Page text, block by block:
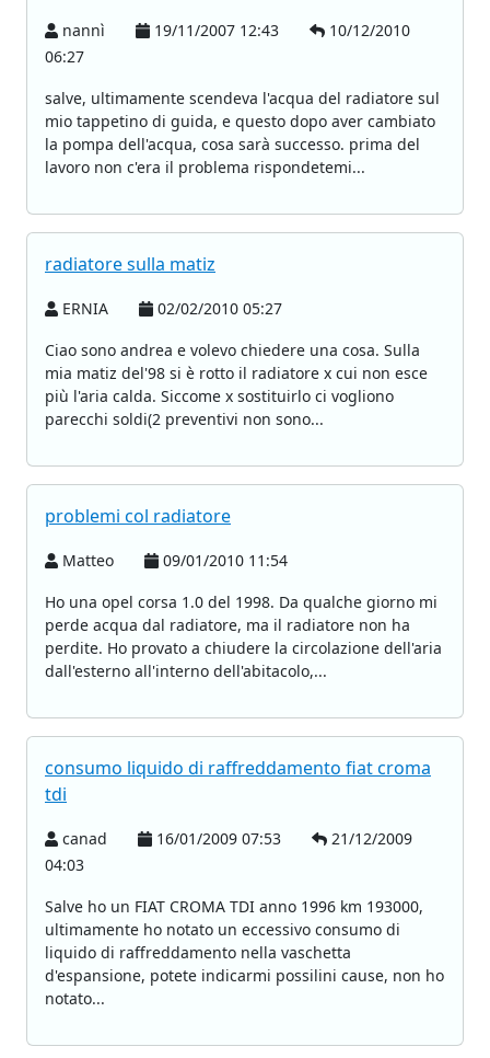
nannì 19/11/2007 12:43
10/12/2010
06:27
salve, ultimamente scendeva l'acqua del radiatore sul
mio tappetino di guida, e questo dopo aver cambiato
la pompa dell'acqua, cosa sarà successo. prima del
lavoro non c'era il problema rispondetemi...
radiatore sulla matiz
ERNIA
02/02/2010 05:27
Ciao sono andrea e volevo chiedere una cosa. Sulla
mia matiz del'98 si è rotto il radiatore x cui non esce
più l'aria calda. Siccome x sostituirlo ci vogliono
parecchi soldi(2 preventivi non sono...
problemi col radiatore
Matteo
09/01/2010 11:54
Ho una opel corsa 1.0 del 1998. Da qualche giorno mi
perde acqua dal radiatore, ma il radiatore non ha
perdite. Ho provato a chiudere la circolazione dell'aria
dall'esterno all'interno dell'abitacolo,...
consumo liquido di raffreddamento fiat croma
tdi
canad 16/01/2009 07:53
21/12/2009
04:03
Salve ho un FIAT CROMA TDI anno 1996 km 193000,
ultimamente ho notato un eccessivo consumo di
liquido di raffreddamento nella vaschetta
d'espansione, potete indicarmi possilini cause, non ho
notato...